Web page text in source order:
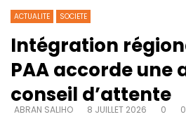
ACTUALITE SOCIETE
Intégration
PAA accorde une
conseil d’attente
ABRAN SALIHO 8 JUILLET 2026 0 0